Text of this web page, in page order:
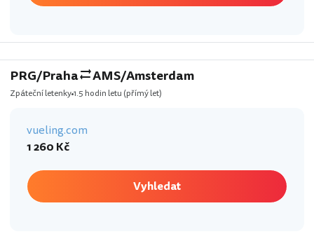
PRG/Praha AMS/Amsterdam
Zpáteční letenky1.5 hodin letu (přímý let)
vueling.com
1 260 Kč
Vyhledat